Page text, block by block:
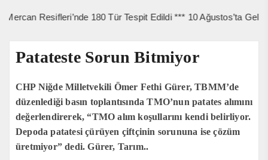
180 Tür Tespit Edildi *** 10 Ağustos’ta Gelibolu
Patateste Sorun Bitmiyor
CHP Niğde Milletvekili Ömer Fethi Gürer, TBMM’de
düzenlediği basın toplantısında TMO’nun patates alımını
değerlendirerek, “TMO alım koşullarını kendi belirliyor.
Depoda patatesi çürüyen çiftçinin sorununa ise çözüm
üretmiyor” dedi. Gürer, Tarım..